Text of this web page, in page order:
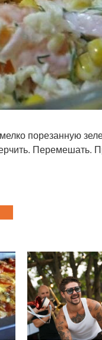
порезанную
Перемешать.